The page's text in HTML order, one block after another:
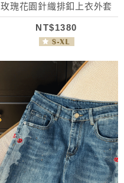
玫瑰花園針織排釦上衣外套
NT$1380